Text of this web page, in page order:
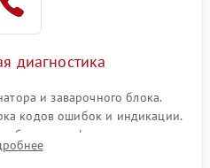
диагностика
и заварочного блока.
кодов ошибок и индикации.
и кофемолки на слух.
воды для выявления